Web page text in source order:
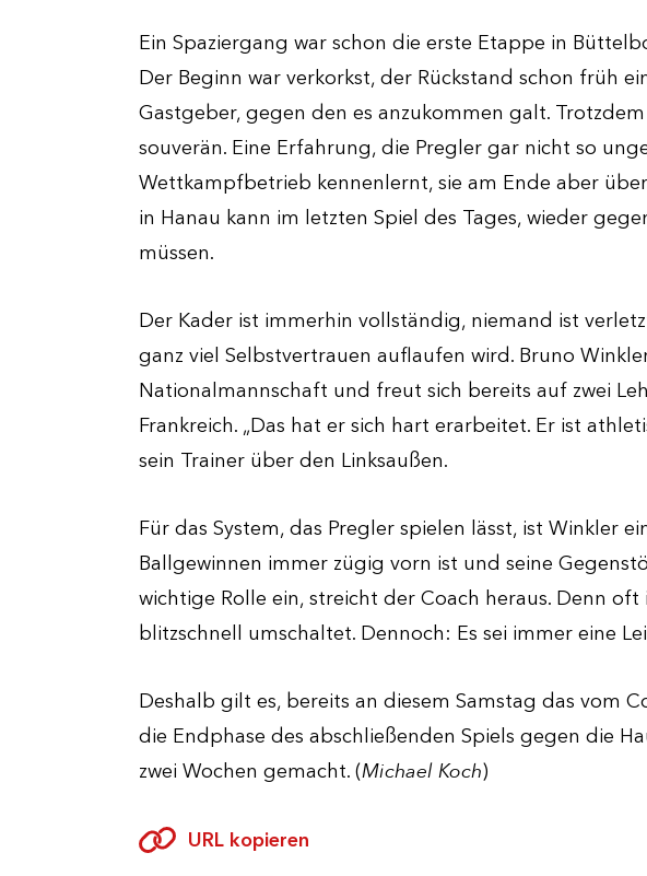
Ein Spaziergang war schon die erste Etappe in
Der Beginn war verkorkst, der Rückstand schon früh
Gastgeber, gegen den es anzukommen galt.
souverän. Eine Erfahrung, die Pregler gar nicht so
Wettkampfbetrieb kennenlernt, sie am Ende aber
in Hanau kann im letzten Spiel des Tages, wieder
müssen.
Der Kader ist immerhin vollständig, niemand ist
ganz viel Selbstvertrauen auflaufen wird. Bruno
Nationalmannschaft und freut sich bereits auf zwei
Frankreich. „Das hat er sich hart erarbeitet. Er ist
sein Trainer über den Linksaußen.
Für das System, das Pregler spielen lässt, ist Winkler
Ballgewinnen immer zügig vorn ist und seine
wichtige Rolle ein, streicht der Coach heraus. Denn
blitzschnell umschaltet. Dennoch: Es sei immer eine
Deshalb gilt es, bereits an diesem Samstag das vom
die Endphase des abschließenden Spiels gegen die
zwei Wochen gemacht. (Michael Koch)
URL kopieren